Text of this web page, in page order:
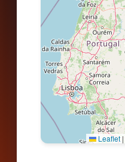
Leaflet |